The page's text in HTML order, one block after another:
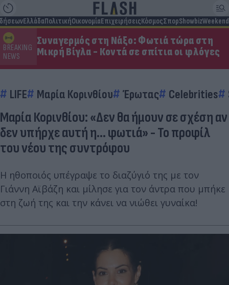
ΕλλάδαΠολιτικήΟικονομίαΕπιχειρήσειςΚόσμοςΣπορShowbizWeekend
BREAKING
NEWS
Συναγερμός στη Νάξο: Φωτιά τώρα στη
Μικρή Βίγλα - Κοντά σε σπίτια οι φλόγες
LIFE Μαρία Κορινθίου Έρωτας Celebrities
Μαρία Κορινθίου: «Δεν θα ήμουν σε σχέση αν
δεν υπήρχε αυτή η… φωτιά» - Το προφίλ
του νέου της συντρόφου
Η ηθοποιός υπέγραψε το διαζύγιό της με τον
Γιάννη Αϊβάζη και μίλησε για τον άντρα που μπήκε
στη ζωή της και την κάνει να νιώθει γυναίκα!